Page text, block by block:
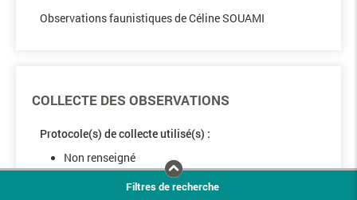
Observations faunistiques de Céline SOUAMI
COLLECTE DES OBSERVATIONS
Protocole(s) de collecte utilisé(s) :
Non renseigné
Filtres de recherche